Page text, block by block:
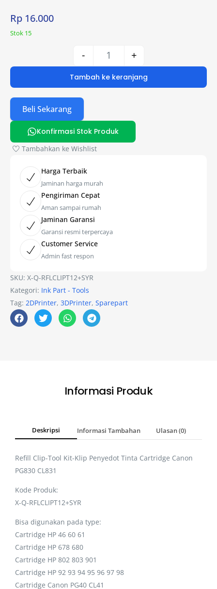
Rp 16.000
Stok 15
- +
Tambah ke keranjang
Beli Sekarang
Konfirmasi Stok Produk
Tambahkan ke Wishlist
Harga Terbaik
Jaminan harga murah
Pengiriman Cepat
Aman sampai rumah
Jaminan Garansi
Garansi resmi terpercaya
Customer Service
Admin fast respon
SKU:X-Q-RFLCLIPT12+SYR
Kategori: Ink Part - Tools
Tag:2DPrinter,3DPrinter,Sparepart
Informasi Produk
Deskripsi Informasi Tambahan Ulasan (0)
Refill Clip-Tool Kit-Klip Penyedot Tinta Cartridge Canon
PG830 CL831
Kode Produk:
X-Q-RFLCLIPT12+SYR
Bisa digunakan pada type:
Cartridge HP 46 60 61
Cartridge HP 678 680
Cartridge HP 802 803 901
Cartridge HP 92 93 94 95 96 97 98
Cartridge Canon PG40 CL41